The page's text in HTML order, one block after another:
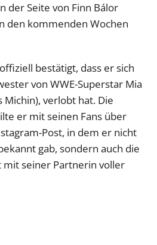
der Seite von Finn Bálor
den kommenden Wochen
bestätigt, dass er sich
von WWE-Superstar Mia
Michin), verlobt hat. Die
er mit seinen Fans über
Post, in dem er nicht
gab, sondern auch die
seiner Partnerin voller